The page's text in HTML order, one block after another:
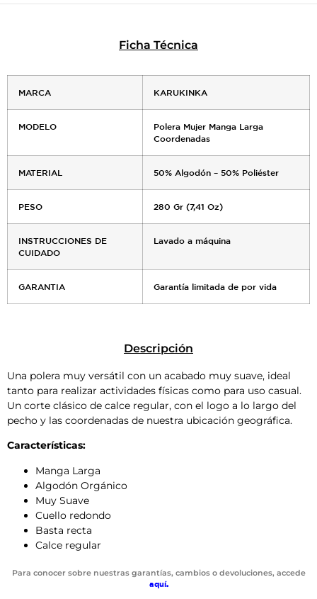
Ficha Técnica
MARCA KARUKINKA
MODELO
Polera Mujer Manga Larga
Coordenadas
MATERIAL 50% Algodón – 50% Poliéster
PESO 280 Gr (7,41 Oz)
INSTRUCCIONES DE
CUIDADO
Lavado a máquina
GARANTIA Garantía limitada de por vida
Descripción
Una polera muy versátil con un acabado muy suave, ideal
tanto para realizar actividades físicas como para uso casual.
Un corte clásico de calce regular, con el logo a lo largo del
pecho y las coordenadas de nuestra ubicación geográfica.
Características:
Manga Larga
Algodón Orgánico
Muy Suave
Cuello redondo
Basta recta
Calce regular
Para conocer sobre nuestras garantías, cambios o devoluciones, accede
aquí.